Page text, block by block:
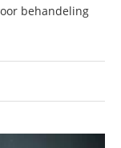
behandeling